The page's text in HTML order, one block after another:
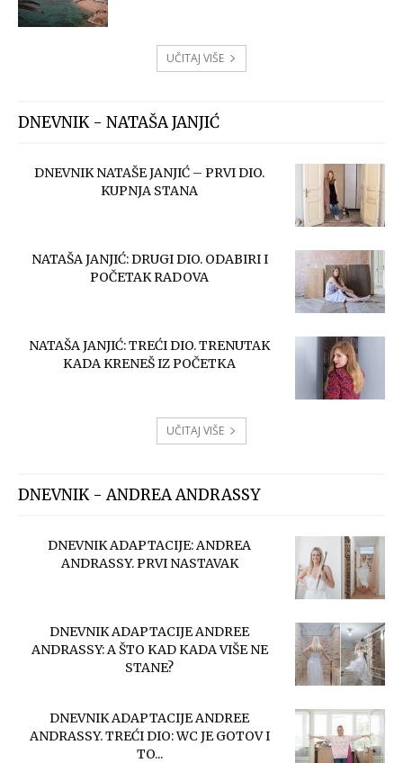
UČITAJ VIŠE
DNEVNIK - NATAŠA JANJIĆ
DNEVNIK NATAŠE JANJIĆ – PRVI DIO.
KUPNJA STANA
NATAŠA JANJIĆ: DRUGI DIO. ODABIRI I
POČETAK RADOVA
NATAŠA JANJIĆ: TREĆI DIO. TRENUTAK
KADA KRENEŠ IZ POČETKA
UČITAJ VIŠE
DNEVNIK - ANDREA ANDRASSY
DNEVNIK ADAPTACIJE: ANDREA
ANDRASSY. PRVI NASTAVAK
DNEVNIK ADAPTACIJE ANDREE
ANDRASSY: A ŠTO KAD KADA VIŠE NE
STANE?
DNEVNIK ADAPTACIJE ANDREE
ANDRASSY. TREĆI DIO: WC JE GOTOV I
TO...